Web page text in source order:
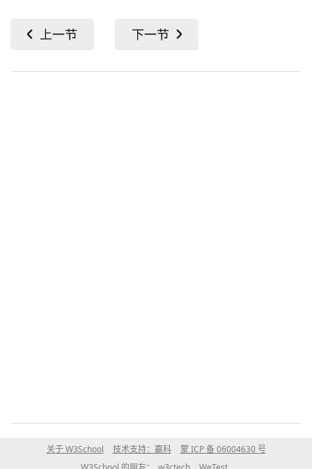
关于 W3School 技术支持：赢科
蒙 ICP 备 06004630 号